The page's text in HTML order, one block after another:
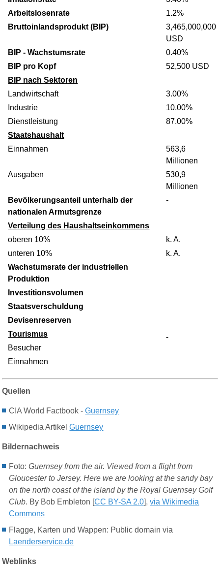
Arbeitslosenrate
1.2%
Bruttoinlandsprodukt (BIP)
3,465,000,000
USD
BIP - Wachstumsrate
0.40%
BIP pro Kopf
52,500 USD
BIP nach Sektoren
Landwirtschaft
3.00%
Industrie
10.00%
Dienstleistung
87.00%
Staatshaushalt
Einnahmen
563,6
Millionen
Ausgaben
530,9
Millionen
Bevölkerungsanteil unterhalb der
nationalen Armutsgrenze
-
Verteilung des Haushaltseinkommens
oberen 10%
k. A.
unteren 10%
k. A.
Wachstumsrate der industriellen
Produktion
Investitionsvolumen
Staatsverschuldung
Devisenreserven
Tourismus
Besucher
Einnahmen
Quellen
CIA World Factbook -Guernsey
Wikipedia ArtikelGuernsey
Bildernachweis
Foto:Guernsey from the air. Viewed from a flight from
Gloucester to Jersey. Here we are looking at the sandy bay
on the north coast of the island by the Royal Guernsey Golf
Club. By Bob Embleton [CC BY-SA 2.0],via Wikimedia
Commons
Flagge, Karten und Wappen: Public domain via
Laenderservice.de
Weblinks